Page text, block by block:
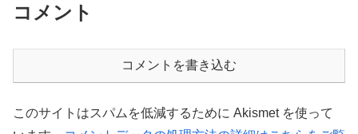
コメント
コメントを書き込む
このサイトはスパムを低減するために Akismet を使って